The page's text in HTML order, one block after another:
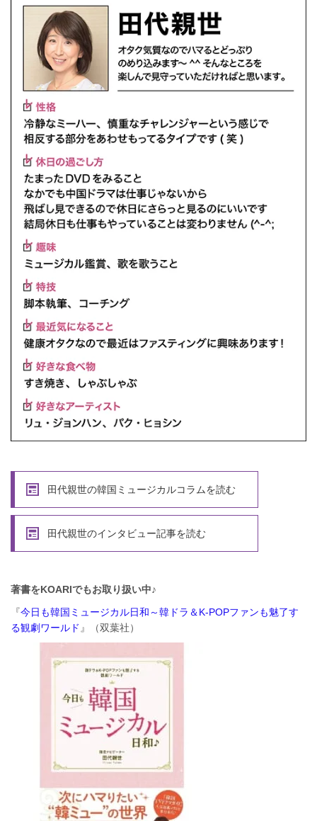
田代親世の韓国ミュージカルコラムを読む
田代親世のインタビュー記事を読む
著書をKOARIでもお取り扱い中♪
『今日も韓国ミュージカル日和～韓ドラ＆K-POPファンも魅了す
る観劇ワールド 』（双葉社）